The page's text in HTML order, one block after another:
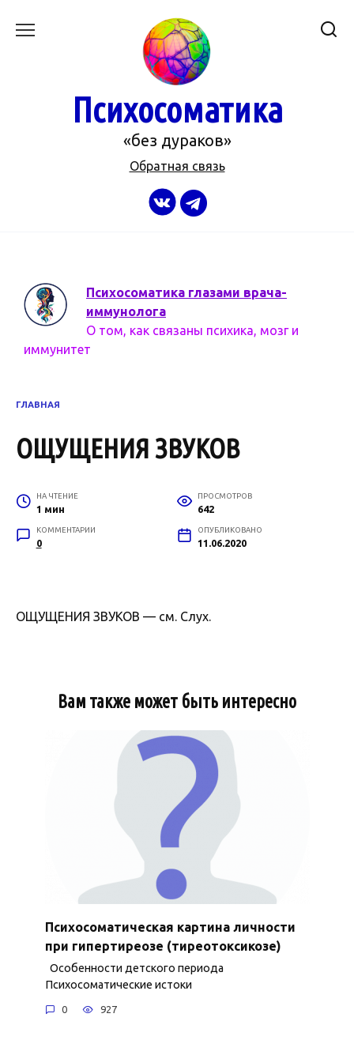
Психосоматика
«без дураков»
Обратная связь
Психосоматика глазами врача-
иммунолога
О том, как связаны психика, мозг и
иммунитет
ГЛАВНАЯ
ОЩУЩЕНИЯ ЗВУКОВ
НА ЧТЕНИЕ
1 мин
ПРОСМОТРОВ
642
КОММЕНТАРИИ
0
ОПУБЛИКОВАНО
11.06.2020
ОЩУЩЕНИЯ ЗВУКОВ — см. Слух.
Вам также может быть интересно
Психосоматическая картина личности
при гипертиреозе (тиреотоксикозе)
Особенности детского периода
Психосоматические истоки
0 927